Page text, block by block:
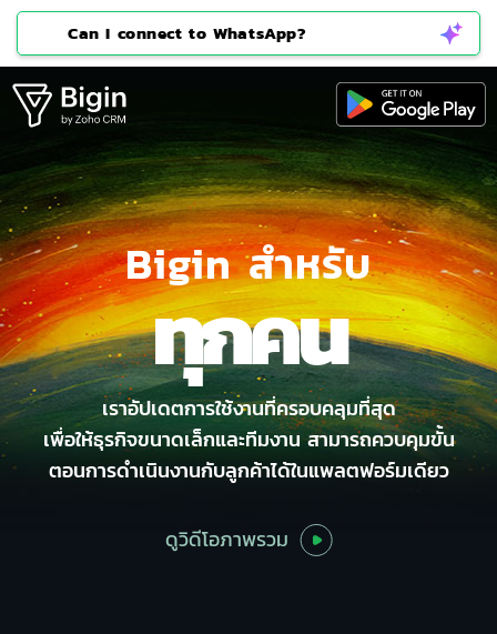
Can I connect to WhatsApp?
Bigin สำหรับ
ทุกคน
เราอัปเดตการใช้งานที่ครอบคลุมที่สุด
เพื่อให้ธุรกิจขนาดเล็กและทีมงาน สามารถควบคุมขั้น
ตอนการดำเนินงานกับลูกค้าได้ในแพลตฟอร์มเดียว
ดูวิดีโอภาพรวม